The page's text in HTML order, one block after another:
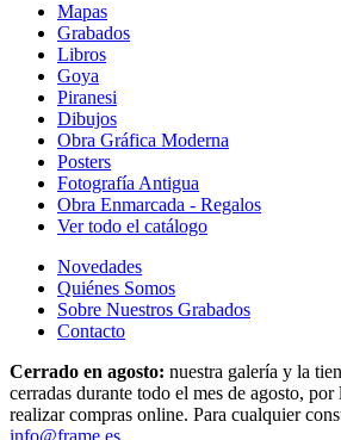
Mapas
Grabados
Libros
Goya
Piranesi
Dibujos
Obra Gráfica Moderna
Posters
Fotografía Antigua
Obra Enmarcada - Regalos
Ver todo el catálogo
Novedades
Quiénes Somos
Sobre Nuestros Grabados
Contacto
Cerrado en agosto: nuestra galería y la
cerradas durante todo el mes de agosto,
realizar compras online. Para cualquier
info@frame.es.